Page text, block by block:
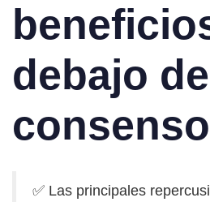
debajo
consenso
✅ Las principales